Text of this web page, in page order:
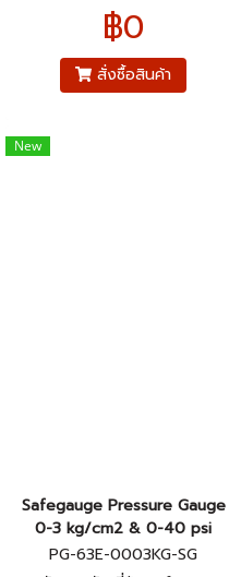
หน้าปัทม์ 2.5" เกลียวทองเหลือง
ออกหลังมีปีก 1/4"pt
฿0
สั่งซื้อสินค้า
New
Safegauge Pressure Gauge
0-3 kg/cm2 & 0-40 psi
PG-63E-0003KG-SG